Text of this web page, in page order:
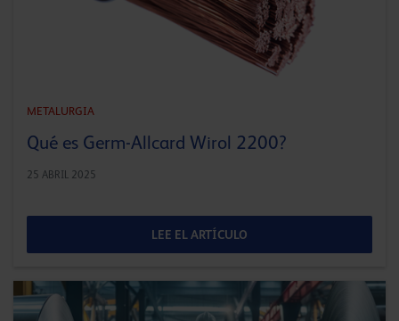
METALURGIA
Qué es Germ-Allcard Wirol 2200?
25 ABRIL 2025
LEE EL ARTÍCULO